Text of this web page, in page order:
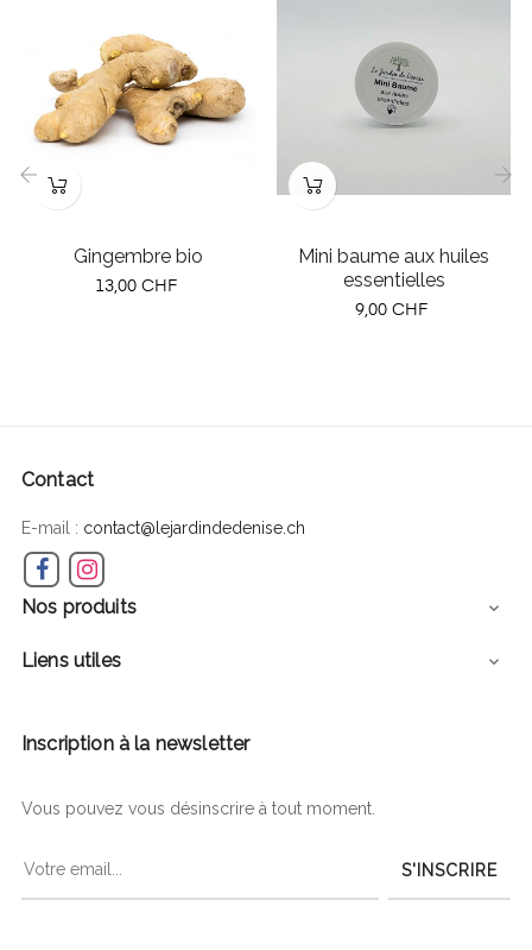
Gingembre bio
Prix
13,00 CHF
Mini baume aux huiles
essentielles
Prix
9,00 CHF
Contact
E-mail : contact@lejardindedenise.ch
Facebook
Nos produits 
Liens utiles 
Inscription à la newsletter
Vous pouvez vous désinscrire à tout moment.
S'INSCRIRE